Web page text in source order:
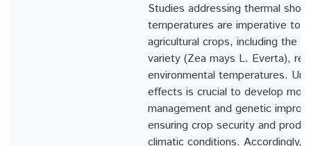
Studies addressing thermal
temperatures are imperative to
agricultural crops, including the
variety (Zea mays L. Everta),
environmental temperatures.
effects is crucial to develop
management and genetic
ensuring crop security and
climatic conditions. Accordingly,